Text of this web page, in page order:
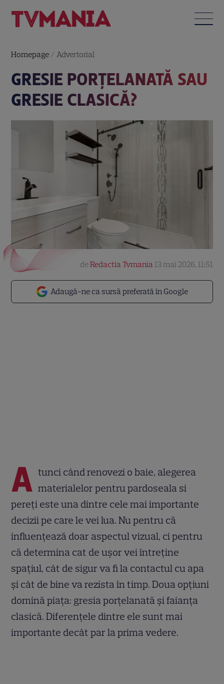
Homepage / Advertorial
GRESIE PORȚELANATĂ SAU
GRESIE CLASICĂ?
Adaugă-ne ca sursă preferată în Google
deRedactia Tvmania 13 mai 2026, 11:51
A tunci când renovezi o baie, alegerea
materialelor pentru pardoseala si
pereți este una dintre cele mai importante
decizii pe care le vei lua. Nu pentru că
influențează doar aspectul vizual, ci pentru
că determina cat de ușor vei întreține
spațiul, cât de sigur va fi la contactul cu apa
și cât de bine va rezista în timp. Doua opțiuni
domină piața: gresia porțelanată și faianța
clasică. Diferențele dintre ele sunt mai
importante decât par la prima vedere.